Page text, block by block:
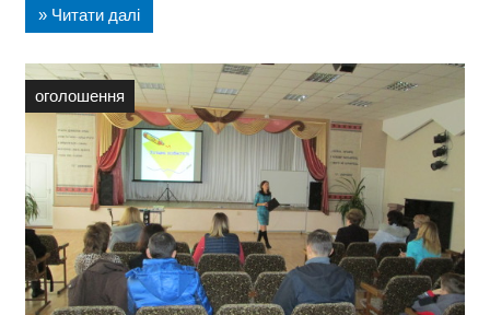
» Читати далі
оголошення